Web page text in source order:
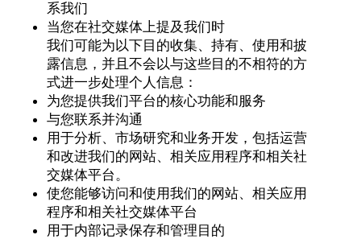
系我们
当您在社交媒体上提及我们时
我们可能为以下目的收集、持有、使用和披
露信息，并且不会以与这些目的不相符的方
式进一步处理个人信息：
为您提供我们平台的核心功能和服务
与您联系并沟通
用于分析、市场研究和业务开发，包括运营
和改进我们的网站、相关应用程序和相关社
交媒体平台。
使您能够访问和使用我们的网站、相关应用
程序和相关社交媒体平台
用于内部记录保存和管理目的